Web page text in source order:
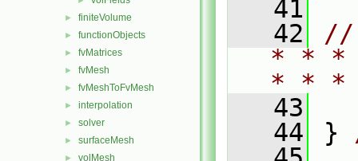
► finiteVolume
► functionObjects
► fvMatrices
► fvMesh
► fvMeshToFvMesh
► interpolation
► solver
► surfaceMesh
► volMesh
   41
   42
//
* * *
* *
   43
   44
}